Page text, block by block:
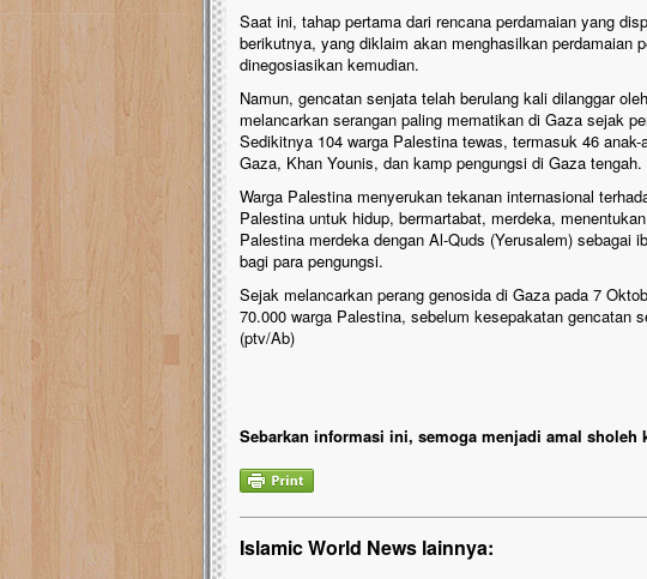
Saat ini, tahap pertama dari rencana perdamaian yang
berikutnya, yang diklaim akan menghasilkan perdamaian
dinegosiasikan kemudian.
Namun, gencatan senjata telah berulang kali dilanggar
melancarkan serangan paling mematikan di Gaza sejak
Sedikitnya 104 warga Palestina tewas, termasuk 46
Gaza, Khan Younis, dan kamp pengungsi di Gaza tengah.
Warga Palestina menyerukan tekanan internasional
Palestina untuk hidup, bermartabat, merdeka,
Palestina merdeka dengan Al-Quds (Yerusalem) sebagai
bagi para pengungsi.
Sejak melancarkan perang genosida di Gaza pada 7
70.000 warga Palestina, sebelum kesepakatan gencatan
(ptv/Ab)
Sebarkan informasi ini, semoga menjadi amal sholeh
Islamic World News lainnya: